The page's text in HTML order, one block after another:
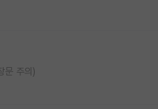
문 주의)